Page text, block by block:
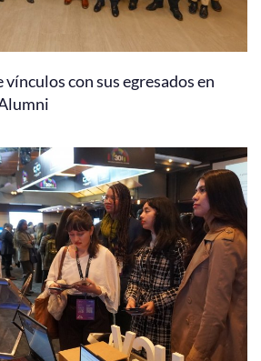
con sus egresados en